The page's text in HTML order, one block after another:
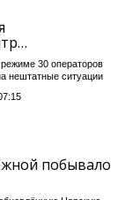
30 операторов
нештатные ситуации
побывало